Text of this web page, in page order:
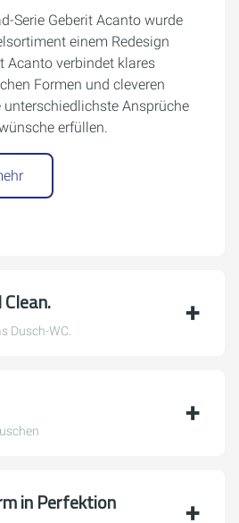
Serie Geberit Acanto wurde
einem Redesign
Acanto verbindet klares
Formen und cleveren
unterschiedlichste Ansprüche
erfüllen.
Dusch-WC.
in Perfektion